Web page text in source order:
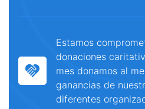
Estamos
donaciones
mes donamos al
ganancias de
diferentes